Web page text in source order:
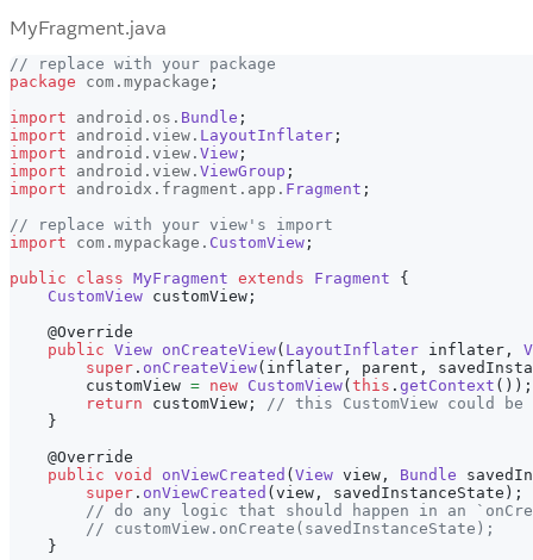
MyFragment.java
// replace with your package
package
com . mypackage ;
import
android . os . Bundle ;
import
android . view . LayoutInflater ;
import
android . view . View ;
import
android . view . ViewGroup ;
import
androidx . fragment . app . Fragment ;
// replace with your view's import
import
com . mypackage . CustomView ;
public
class MyFragment extends Fragment
{
CustomView customView ;
@Override
public View onCreateView( LayoutInflater inflater ,
super . onCreateView( inflater , parent ,
        customView
= new CustomView( this . getContext ( ) ) ;
return customView ;
// this CustomView could
}
@Override
public void onViewCreated ( View view , Bundle
super . onViewCreated ( view , savedInstanceState ) ;
// do any logic that should happen in an
// customView.onCreate(savedInstanceState);
}